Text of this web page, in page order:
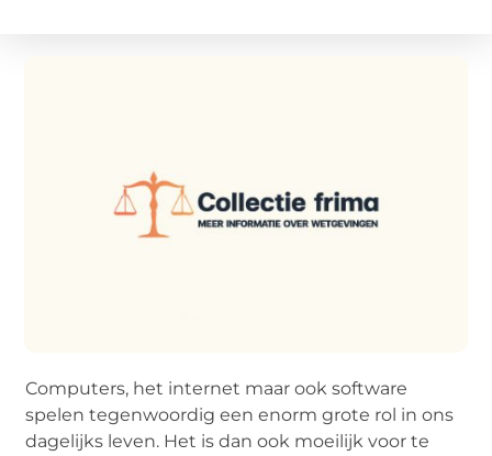
Computers, het internet maar ook software
spelen tegenwoordig een enorm grote rol in ons
dagelijks leven. Het is dan ook moeilijk voor te